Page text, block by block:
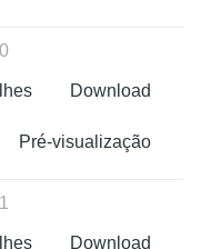
Download
Pré-visualização
Download